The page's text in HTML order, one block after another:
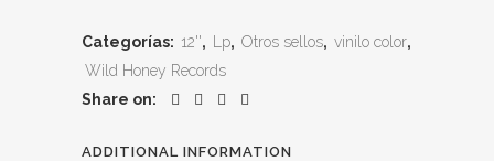
Categorías: 12'', Lp, Otros sellos, vinilo color,
Wild Honey Records
Share on:
ADDITIONAL INFORMATION